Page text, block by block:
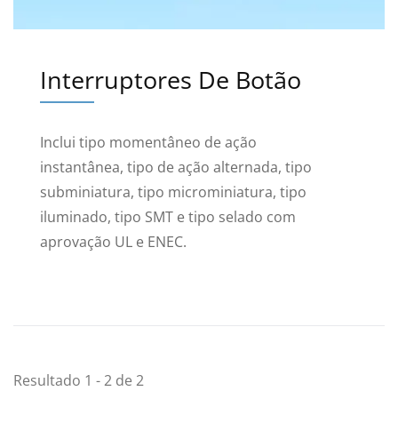
Interruptores De Botão
Inclui tipo momentâneo de ação
instantânea, tipo de ação alternada, tipo
subminiatura, tipo microminiatura, tipo
iluminado, tipo SMT e tipo selado com
aprovação UL e ENEC.
Resultado 1 - 2 de 2